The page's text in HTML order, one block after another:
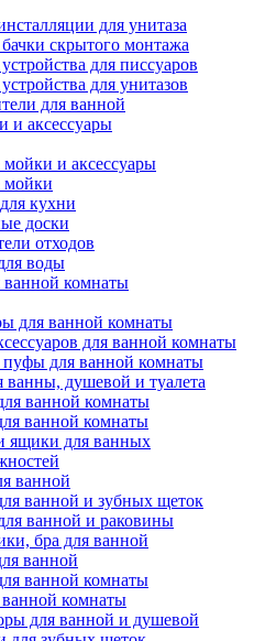
для унитаза
скрытого монтажа
для писсуаров
для унитазов
для ванной
и аксессуары
и аксессуары
мойки
кухни
доски
отходов
воды
ванной комнаты
для ванной комнаты
для ванной комнаты
пуфы для ванной комнаты
ванны, душевой и туалета
ванной комнаты
ванной комнаты
ящики для ванных
ванной
ванной и зубных щеток
ванной и раковины
бра для ванной
ванной
ванной комнаты
комнаты
для ванной и душевой